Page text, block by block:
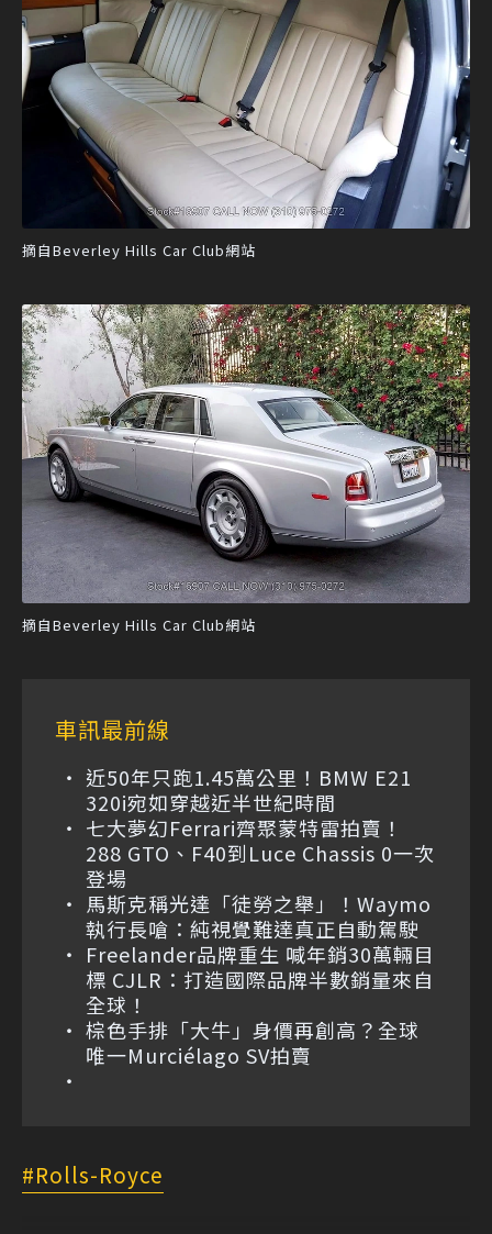
摘自Beverley Hills Car Club網站
摘自Beverley Hills Car Club網站
車訊最前線
近50年只跑1.45萬公里！BMW E21
320i宛如穿越近半世紀時間
七大夢幻Ferrari齊聚蒙特雷拍賣！
288 GTO、F40到Luce Chassis 0一次
登場
馬斯克稱光達「徒勞之舉」！Waymo
執行長嗆：純視覺難達真正自動駕駛
Freelander品牌重生 喊年銷30萬輛目
標 CJLR：打造國際品牌半數銷量來自
全球！
棕色手排「大牛」身價再創高？全球
唯一Murciélago SV拍賣
Rolls-Royce